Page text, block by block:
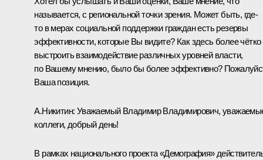
называется, с региональной точки зрения. Может быть, где-
то в мерах социальной поддержки граждан есть резервы
эффективности, которые Вы видите? Как здесь более чётко
выстроить взаимодействие различных уровней власти,
по Вашему мнению, было бы более эффективно?
Ваша позиция.
А.Никитин: Уважаемый Владимир Владимирович,
коллеги, добрый день!
В рамках национального проекта «Демография»